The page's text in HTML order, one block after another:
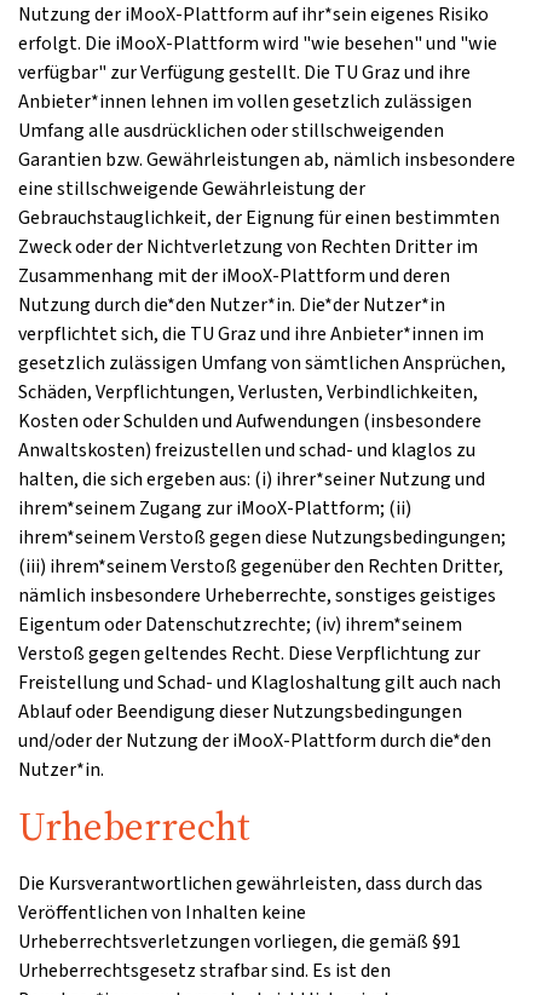
Nutzung der iMooX-Plattform auf ihr*sein eigenes Risiko
erfolgt. Die iMooX-Plattform wird "wie besehen" und "wie
verfügbar" zur Verfügung gestellt. Die TU Graz und ihre
Anbieter*innen lehnen im vollen gesetzlich zulässigen
Umfang alle ausdrücklichen oder stillschweigenden
Garantien bzw. Gewährleistungen ab, nämlich insbesondere
eine stillschweigende Gewährleistung der
Gebrauchstauglichkeit, der Eignung für einen bestimmten
Zweck oder der Nichtverletzung von Rechten Dritter im
Zusammenhang mit der iMooX-Plattform und deren
Nutzung durch die*den Nutzer*in. Die*der Nutzer*in
verpflichtet sich, die TU Graz und ihre Anbieter*innen im
gesetzlich zulässigen Umfang von sämtlichen Ansprüchen,
Schäden, Verpflichtungen, Verlusten, Verbindlichkeiten,
Kosten oder Schulden und Aufwendungen (insbesondere
Anwaltskosten) freizustellen und schad- und klaglos zu
halten, die sich ergeben aus: (i) ihrer*seiner Nutzung und
ihrem*seinem Zugang zur iMooX-Plattform; (ii)
ihrem*seinem Verstoß gegen diese Nutzungsbedingungen;
(iii) ihrem*seinem Verstoß gegenüber den Rechten Dritter,
nämlich insbesondere Urheberrechte, sonstiges geistiges
Eigentum oder Datenschutzrechte; (iv) ihrem*seinem
Verstoß gegen geltendes Recht. Diese Verpflichtung zur
Freistellung und Schad- und Klagloshaltung gilt auch nach
Ablauf oder Beendigung dieser Nutzungsbedingungen
und/oder der Nutzung der iMooX-Plattform durch die*den
Nutzer*in.
Urheberrecht
Die Kursverantwortlichen gewährleisten, dass durch das
Veröffentlichen von Inhalten keine
Urheberrechtsverletzungen vorliegen, die gemäß §91
Urheberrechtsgesetz strafbar sind. Es ist den